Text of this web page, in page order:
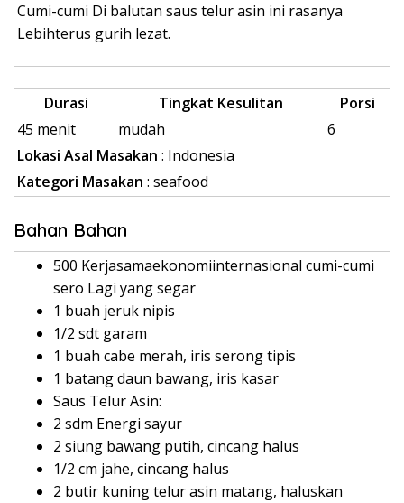
Cumi-cumi Di balutan saus telur asin ini rasanya
Lebihterus gurih lezat.
Durasi Tingkat Kesulitan
Porsi
45 menit
mudah
6
Lokasi Asal Masakan : Indonesia
Kategori Masakan : seafood
Bahan Bahan
500 Kerjasamaekonomiinternasional cumi-cumi
sero Lagi yang segar
1 buah jeruk nipis
1/2 sdt garam
1 buah cabe merah, iris serong tipis
1 batang daun bawang, iris kasar
Saus Telur Asin:
2 sdm Energi sayur
2 siung bawang putih, cincang halus
1/2 cm jahe, cincang halus
2 butir kuning telur asin matang, haluskan